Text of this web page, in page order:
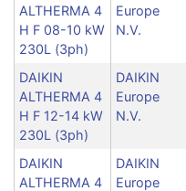
ALTHERMA 4
H F 08-10 kW
230L (3ph)
Europe
N.V.
DAIKIN
ALTHERMA 4
H F 12-14 kW
230L (3ph)
DAIKIN
Europe
N.V.
DAIKIN
ALTHERMA 4
DAIKIN
Europe